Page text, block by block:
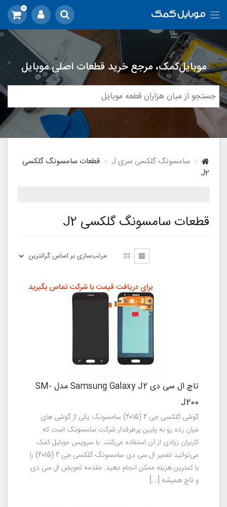
0
موبایل‌کمک، مرجع خرید قطعات اصلی موبایل
سامسونگ گلکسی سری J
قطعات سامسونگ گلکسی
J2
قطعات سامسونگ گلکسی J2
تاچ ال سی دی Samsung Galaxy J2 مدل SM-
J200
گوشی گلکسی جی 2 (2015) سامسونگ یکی از گوشی های
میان رده رو به پایین پرطرفدار شرکت سامسونگ است که
کاربران زیادی از آن استفاده می‌کنند. با سرویس موبایل کمک
می‌توانید تعمیر ال سی دی سامسونگ گلکسی جی 2 (2015) را
با کمترین هزینه ممکن انجام دهید. مقدمه تعویض ال سی دی
و تاچ همیشه […]
برای دریافت قیمت با شرکت تماس بگیرید